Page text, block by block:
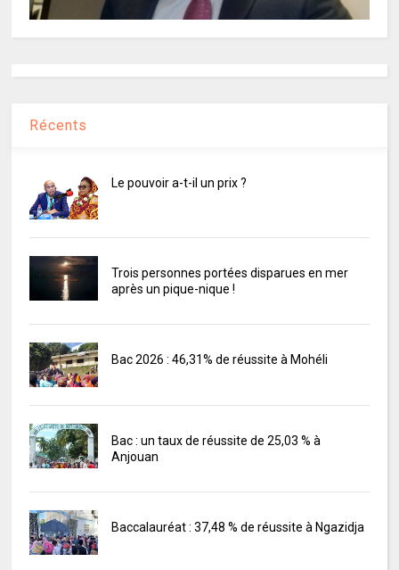
Récents
Le pouvoir a-t-il un prix ?
Trois personnes portées disparues en mer
après un pique-nique !
Bac 2026 : 46,31% de réussite à Mohéli
Bac : un taux de réussite de 25,03 % à
Anjouan
Baccalauréat : 37,48 % de réussite à Ngazidja